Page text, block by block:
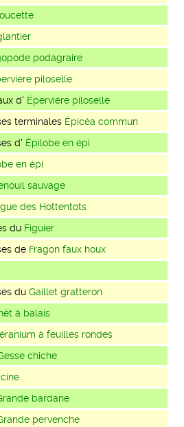
podagraire
piloselle
d' Épervière piloselle
terminales Épicéa commun
d' Épilobe en épi
en épi
sauvage
des Hottentots
du Figuier
de Fragon faux houx
du Gaillet gratteron
à balais
à feuilles rondes
chiche
bardane
pervenche